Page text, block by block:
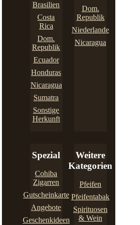
Brasilien
Costa
Rica
Dom.
Republik
Ecuador
Honduras
Nicaragua
Sumatra
Sonstige
Herkunft
Dom.
Republik
Niederlande
Nicaragua
Spezial
Cohiba
Zigarren
Gutscheinkarte
Angebote
Geschenkideen
Weitere
Kategorien
Pfeifen
Pfeifentabak
Spirituosen
& Wein